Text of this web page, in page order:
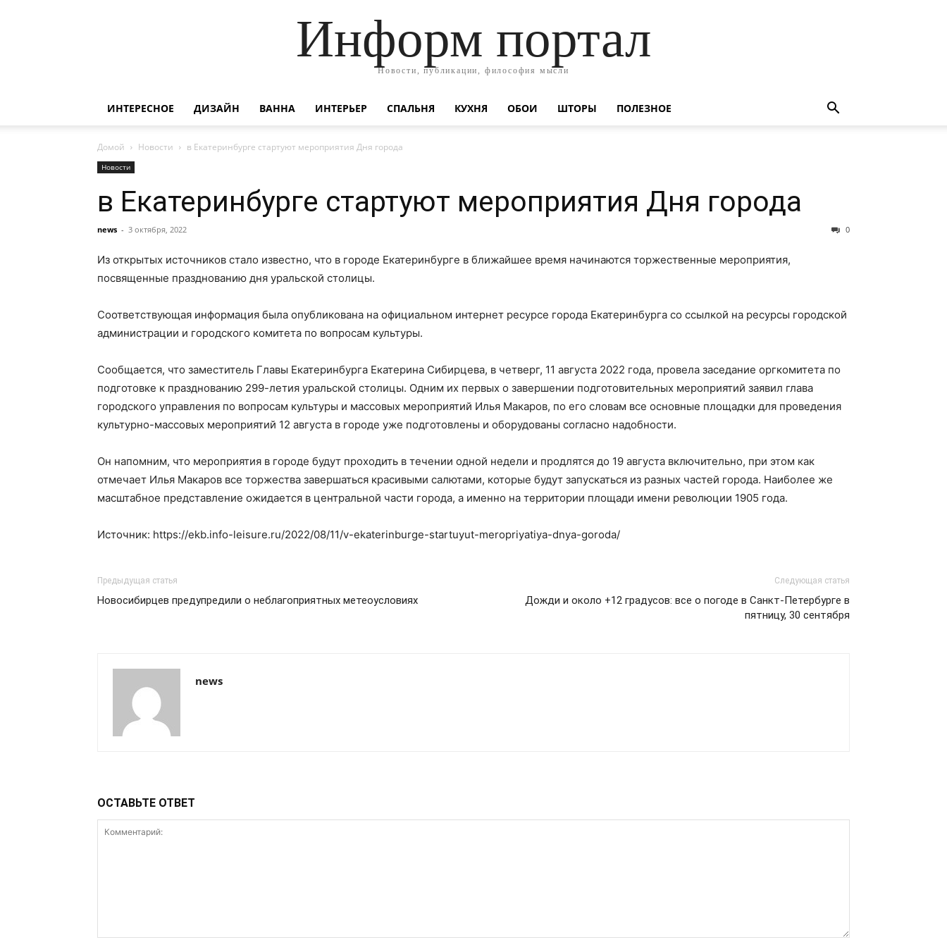
Информ портал
Новости, публикации, философия мысли
ИНТЕРЕСНОЕ ДИЗАЙН ВАННА ИНТЕРЬЕР СПАЛЬНЯ КУХНЯ ОБОИ ШТОРЫ ПОЛЕЗНОЕ
Домой Новости в Екатеринбурге стартуют мероприятия Дня города
Новости
в Екатеринбурге стартуют мероприятия Дня города
news - 3 октября, 2022 0
Из открытых источников стало известно, что в городе Екатеринбурге в ближайшее время начинаются торжественные мероприятия,
посвященные празднованию дня уральской столицы.
Соответствующая информация была опубликована на официальном интернет ресурсе города Екатеринбурга со ссылкой на ресурсы городской
администрации и городского комитета по вопросам культуры.
Сообщается, что заместитель Главы Екатеринбурга Екатерина Сибирцева, в четверг, 11 августа 2022 года, провела заседание оргкомитета по
подготовке к празднованию 299-летия уральской столицы. Одним их первых о завершении подготовительных мероприятий заявил глава
городского управления по вопросам культуры и массовых мероприятий Илья Макаров, по его словам все основные площадки для проведения
культурно-массовых мероприятий 12 августа в городе уже подготовлены и оборудованы согласно надобности.
Он напомним, что мероприятия в городе будут проходить в течении одной недели и продлятся до 19 августа включительно, при этом как
отмечает Илья Макаров все торжества завершаться красивыми салютами, которые будут запускаться из разных частей города. Наиболее же
масштабное представление ожидается в центральной части города, а именно на территории площади имени революции 1905 года.
Источник: https://ekb.info-leisure.ru/2022/08/11/v-ekaterinburge-startuyut-meropriyatiya-dnya-goroda/
Предыдущая статья
Новосибирцев предупредили о неблагоприятных метеоусловиях
Следующая статья
Дожди и около +12 градусов: все о погоде в Санкт-Петербурге в
пятницу, 30 сентября
news
ОСТАВЬТЕ ОТВЕТ